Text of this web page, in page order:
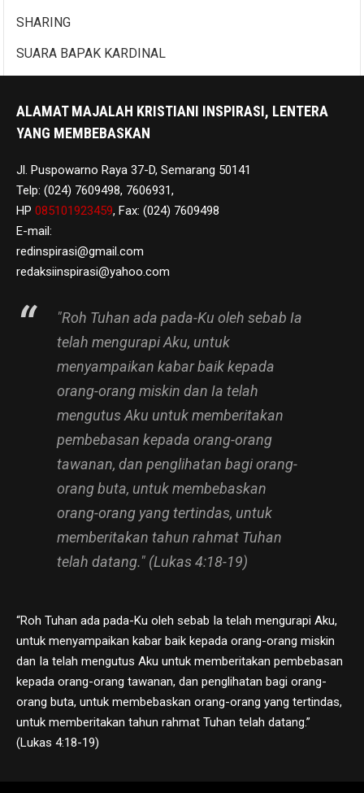
SHARING
SUARA BAPAK KARDINAL
ALAMAT MAJALAH KRISTIANI INSPIRASI, LENTERA
YANG MEMBEBASKAN
Jl. Puspowarno Raya 37-D, Semarang 50141
Telp: (024) 7609498, 7606931,
HP 085101923459, Fax: (024) 7609498
E-mail:
redinspirasi@gmail.com
redaksiinspirasi@yahoo.com
"Roh Tuhan ada pada-Ku oleh sebab Ia
telah mengurapi Aku, untuk
menyampaikan kabar baik kepada
orang-orang miskin dan Ia telah
mengutus Aku untuk memberitakan
pembebasan kepada orang-orang
tawanan, dan penglihatan bagi orang-
orang buta, untuk membebaskan
orang-orang yang tertindas, untuk
memberitakan tahun rahmat Tuhan
telah datang." (Lukas 4:18-19)
“Roh Tuhan ada pada-Ku oleh sebab Ia telah mengurapi Aku,
untuk menyampaikan kabar baik kepada orang-orang miskin
dan Ia telah mengutus Aku untuk memberitakan pembebasan
kepada orang-orang tawanan, dan penglihatan bagi orang-
orang buta, untuk membebaskan orang-orang yang tertindas,
untuk memberitakan tahun rahmat Tuhan telah datang.”
(Lukas 4:18-19)